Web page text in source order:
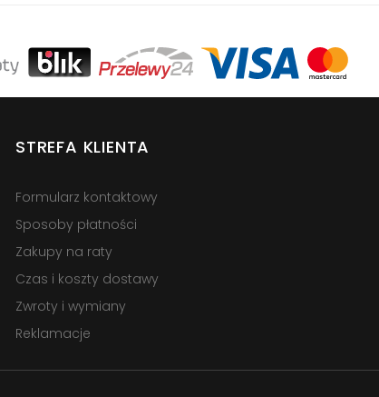
STREFA KLIENTA
Formularz kontaktowy
Sposoby płatności
Zakupy na raty
Czas i koszty dostawy
Zwroty i wymiany
Reklamacje